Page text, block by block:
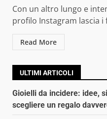
Con un altro lungo e
profilo Instagram lascia i
Read More
ULTIMI ARTICOLI
Gioielli da incidere: idee,
scegliere un regalo